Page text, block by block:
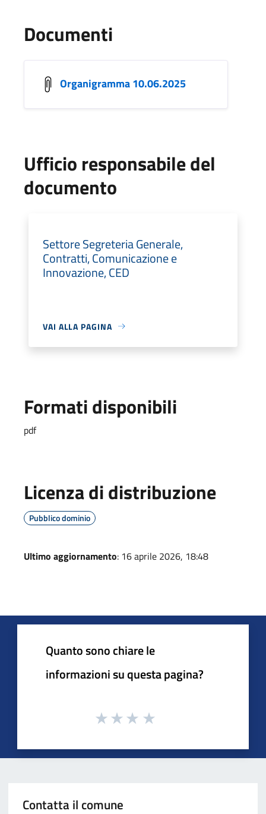
Documenti
Organigramma 10.06.2025
Ufficio responsabile del
documento
Settore Segreteria Generale,
Contratti, Comunicazione e
Innovazione, CED
VAI ALLA PAGINA
Formati disponibili
pdf
Licenza di distribuzione
Pubblico dominio
Ultimo aggiornamento: 16 aprile 2026, 18:48
Quanto sono chiare le
informazioni su questa pagina?
Contatta il comune